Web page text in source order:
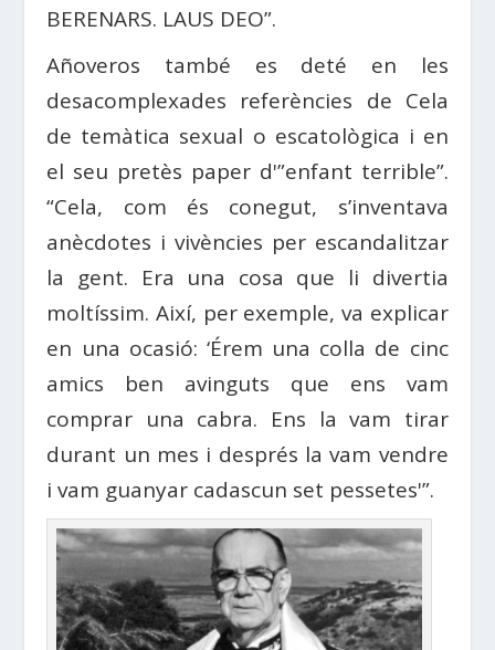
BERENARS. LAUS DEO”.
Añoveros també es deté en les
desacomplexades referències de Cela
de temàtica sexual o escatològica i en
el seu pretès paper d'”enfant terrible”.
“Cela, com és conegut, s’inventava
anècdotes i vivències per escandalitzar
la gent. Era una cosa que li divertia
moltíssim. Així, per exemple, va explicar
en una ocasió: ‘Érem una colla de cinc
amics ben avinguts que ens vam
comprar una cabra. Ens la vam tirar
durant un mes i després la vam vendre
i vam guanyar cadascun set pessetes'”.